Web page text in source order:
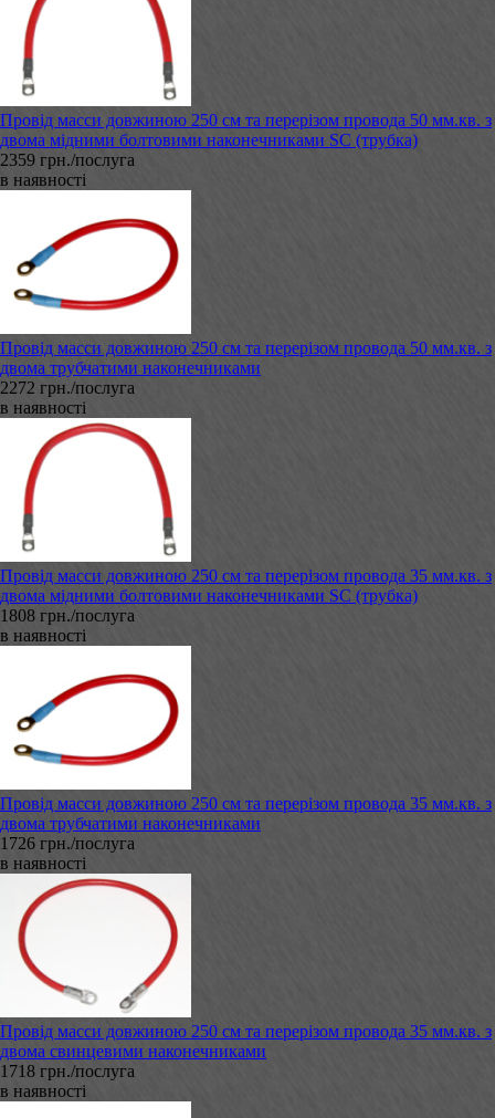
Провід масси довжиною 250 см та перерізом провода 50 мм.кв. з
двома мідними болтовими наконечниками SC (трубка)
2359 грн./послуга
в наявності
Провід масси довжиною 250 см та перерізом провода 50 мм.кв. з
двома трубчатими наконечниками
2272 грн./послуга
в наявності
Провід масси довжиною 250 см та перерізом провода 35 мм.кв. з
двома мідними болтовими наконечниками SC (трубка)
1808 грн./послуга
в наявності
Провід масси довжиною 250 см та перерізом провода 35 мм.кв. з
двома трубчатими наконечниками
1726 грн./послуга
в наявності
Провід масси довжиною 250 см та перерізом провода 35 мм.кв. з
двома свинцевими наконечниками
1718 грн./послуга
в наявності